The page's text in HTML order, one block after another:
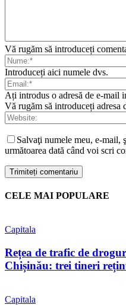
Vă rugăm să introduceți
Introduceți aici numele dvs.
Ați introdus o adresă de e-mail
Vă rugăm să introduceți adresa
Salvaţi numele meu, e-mail,
următoarea dată când voi scri
CELE MAI POPULARE
Capitala
Rețea de trafic de
Chișinău: trei tineri
Capitala